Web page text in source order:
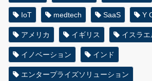
IoT medtech SaaS Y
アメリカ イギリス イスラエ
イノベーション インド
エンタープライズソリューション